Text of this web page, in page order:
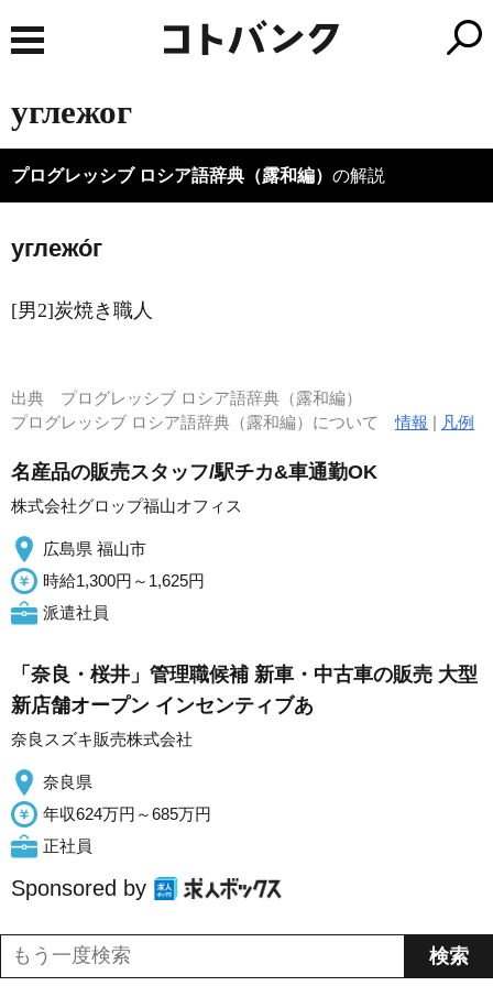
углежог
プログレッシブ ロシア語辞典（露和編） の解説
углежо́г
[男2]炭焼き職人
出典 プログレッシブ ロシア語辞典（露和編）
プログレッシブ ロシア語辞典（露和編）について情報 | 凡例
名産品の販売スタッフ/駅チカ&車通勤OK
株式会社グロップ福山オフィス
広島県 福山市
時給1,300円～1,625円
派遣社員
「奈良・桜井」管理職候補 新車・中古車の販売 大型
新店舗オープン インセンティブあ
奈良スズキ販売株式会社
奈良県
年収624万円～685万円
正社員
Sponsored by